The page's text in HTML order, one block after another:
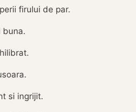
firului de par.
buna.
si ingrijit.